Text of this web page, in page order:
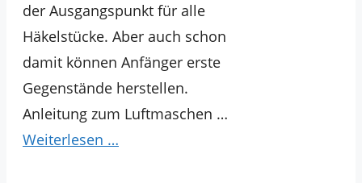
der Ausgangspunkt für alle
Häkelstücke. Aber auch schon
damit können Anfänger erste
Gegenstände herstellen.
Anleitung zum Luftmaschen …
Weiterlesen …